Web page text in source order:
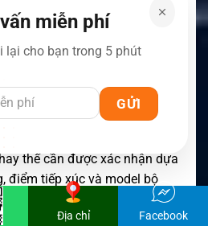
xác.
của pin là bao nhiêu?
và điện áp danh định 3.6V.
có giống nhau không?
trong cùng nhóm pin Motorola
thế cần được xác nhận dựa
điểm tiếp xúc và model bộ
miễn phí
lại cho bạn trong 5 phút
Địa chỉ Facebook